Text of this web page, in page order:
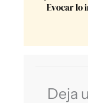
Evocar lo
Deja